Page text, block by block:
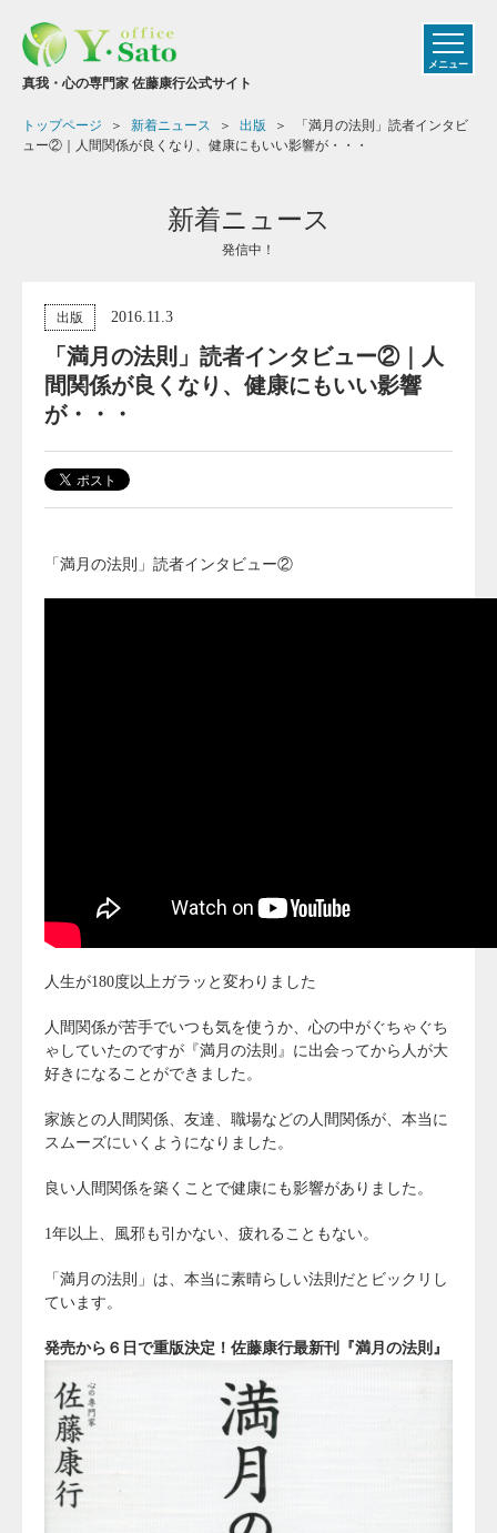
真我・心の専門家 佐藤康行公式サイト
メニュー
トップページ 新着ニュース 出版
「満月の法則」読者インタビ
ュー②｜人間関係が良くなり、健康にもいい影響が・・・
新着ニュース
発信中！
出版 2016.11.3
「満月の法則」読者インタビュー②｜人
間関係が良くなり、健康にもいい影響
が・・・
「満月の法則」読者インタビュー②
人生が180度以上ガラッと変わりました
人間関係が苦手でいつも気を使うか、心の中がぐちゃぐち
ゃしていたのですが『満月の法則』に出会ってから人が大
好きになることができました。
家族との人間関係、友達、職場などの人間関係が、本当に
スムーズにいくようになりました。
良い人間関係を築くことで健康にも影響がありました。
1年以上、風邪も引かない、疲れることもない。
「満月の法則」は、本当に素晴らしい法則だとビックリし
ています。
発売から６日で重版決定！佐藤康行最新刊『満月の法則』